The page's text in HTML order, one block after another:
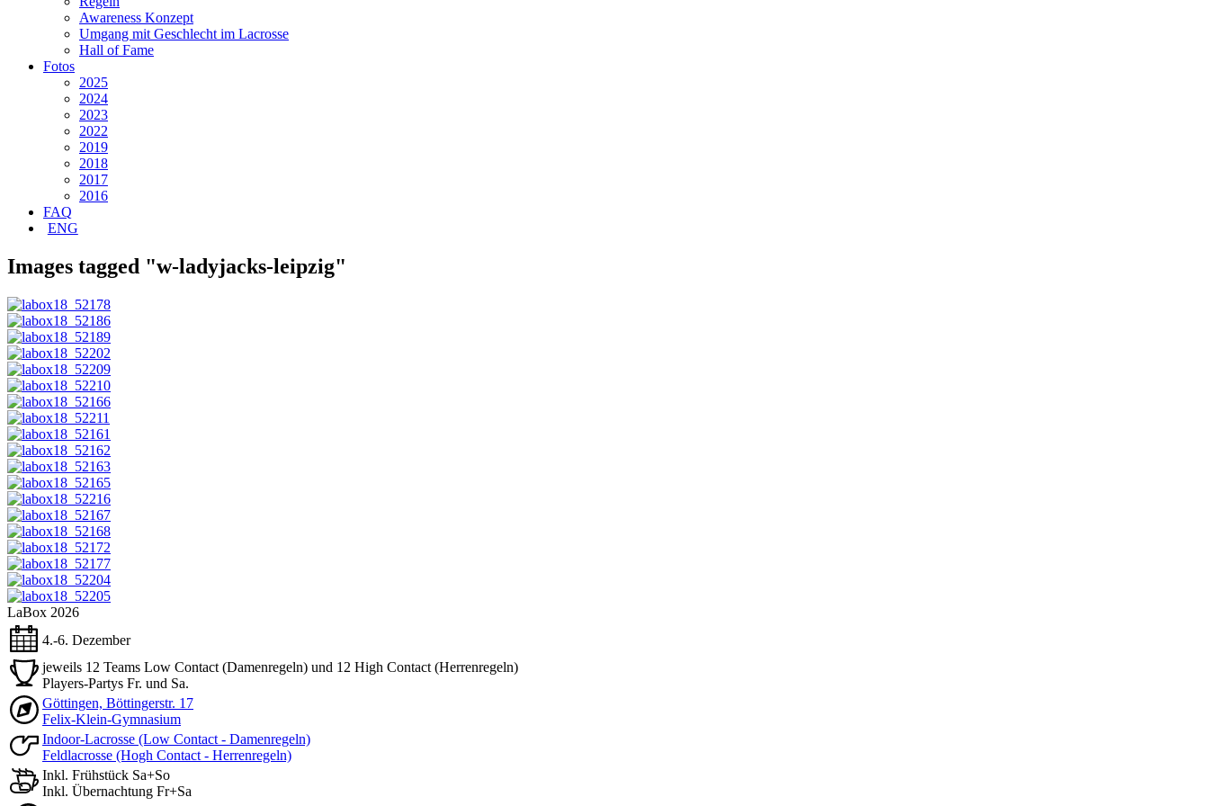
Awareness Konzept
Umgang mit Geschlecht im Lacrosse
Hall of Fame
Fotos
2025
2024
2023
2022
2019
2018
2017
2016
FAQ
ENG
Images tagged "w-ladyjacks-leipzig"
LaBox 2026
4.-6. Dezember
jeweils 12 Teams Low Contact (Damenregeln) und 12 High Contact (Herrenregeln)
Players-Partys Fr. und Sa.
Göttingen, Böttingerstr. 17
Felix-Klein-Gymnasium
Indoor-Lacrosse (Low Contact - Damenregeln)
Feldlacrosse (Hogh Contact - Herrenregeln)
Inkl. Frühstück Sa+So
Inkl. Übernachtung Fr+Sa